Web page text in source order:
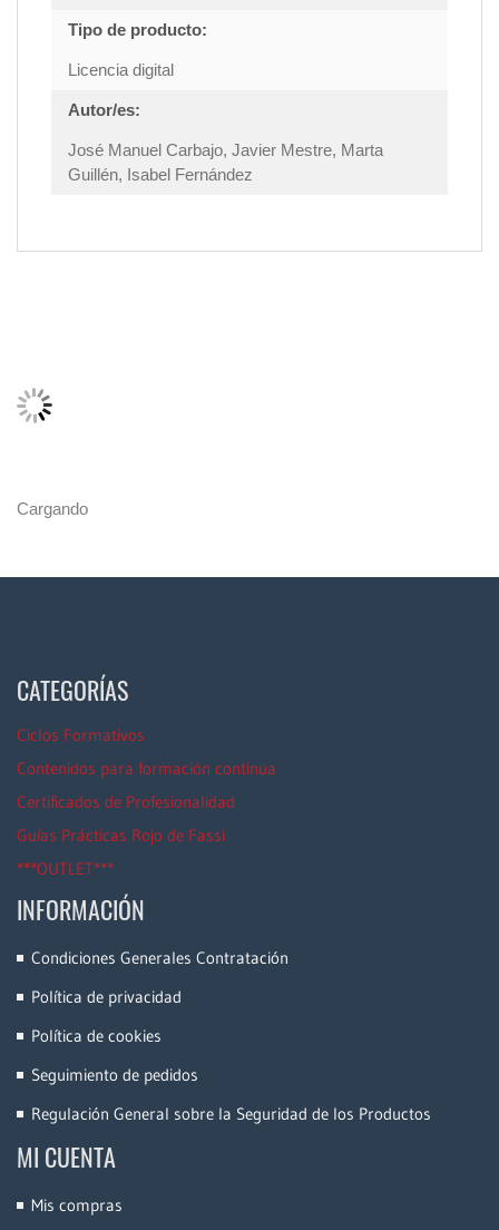
Tipo de producto:
Licencia digital
Autor/es:
José Manuel Carbajo, Javier Mestre, Marta
Guillén, Isabel Fernández
Cargando
CATEGORÍAS
Ciclos Formativos
Contenidos para formación continua
Certificados de Profesionalidad
Guías Prácticas Rojo de Fassi
***OUTLET***
INFORMACIÓN
Condiciones Generales Contratación
Política de privacidad
Política de cookies
Seguimiento de pedidos
Regulación General sobre la Seguridad de los Productos
MI CUENTA
Mis compras